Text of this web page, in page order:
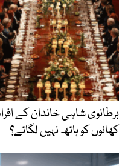
برطانوی شاہی خاندان کے
کھانوں کو ہاتھ نہیں لگاتے؟